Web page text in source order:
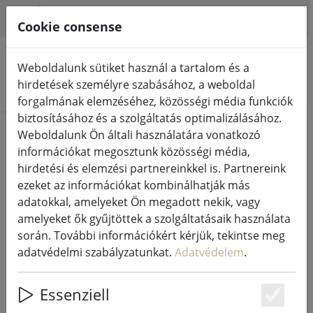
Termékek keresése
Home Konyha és élelmiszer
A konyhai kiegészítők minden
konyhát kiegészítenek
115 Products
Unterkategorien
Cookie consense
Weboldalunk sütiket használ a tartalom és a
hirdetések személyre szabásához, a weboldal
forgalmának elemzéséhez, közösségi média funkciók
biztosításához és a szolgáltatás optimalizálásához.
Weboldalunk Ön általi használatára vonatkozó
információkat megosztunk közösségi média,
hirdetési és elemzési partnereinkkel is. Partnereink
ezeket az információkat kombinálhatják más
adatokkal, amelyeket Ön megadott nekik, vagy
amelyeket ők gyűjtöttek a szolgáltatásaik használata
során. További információkért kérjük, tekintse meg
adatvédelmi szabályzatunkat. Adatvédelem.
Essenziell